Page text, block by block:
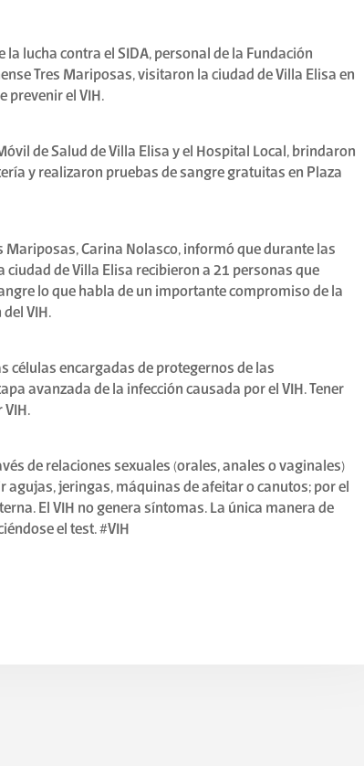
la lucha contra el SIDA, personal de la Fundación
Tres Mariposas, visitaron la ciudad de Villa Elisa en
prevenir el VIH.
de Salud de Villa Elisa y el Hospital Local, brindaron
y realizaron pruebas de sangre gratuitas en Plaza
Mariposas, Carina Nolasco, informó que durante las
ciudad de Villa Elisa recibieron a 21 personas que
lo que habla de un importante compromiso de la
VIH.
células encargadas de protegernos de las
avanzada de la infección causada por el VIH. Tener
VIH.
de relaciones sexuales (orales, anales o vaginales)
jeringas, máquinas de afeitar o canutos; por el
El VIH no genera síntomas. La única manera de
el test. #VIH